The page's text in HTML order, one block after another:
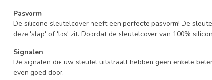
Pasvorm
De silicone sleutelcover heeft een perfecte pasvorm! De
deze 'slap' of 'los' zit. Doordat de sleutelcover van 100%
Signalen
De signalen die uw sleutel uitstraalt hebben geen enkele
even goed door.